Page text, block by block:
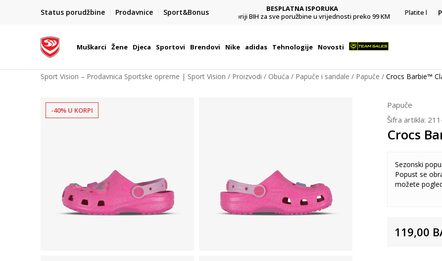
Status porudžbine Prodavnice Sport&Bonus
BESPLATNA ISPORUKA
na teritoriji BIH za sve poružbine u vrijednosti preko 99 KM
Platite karticom online i preuzmite u prodavnici po vašem
izboru
Muškarci Žene Djeca Sportovi Brendovi Nike adidas Tehnologije Novosti
Sport Vision – Prodavnica Sportske opreme | Sport Vision Proizvodi Obuća Papuče i sandale Papuče Crocs Barbie™
-40% U KORPI
Papuče
Šifra artikla:
Crocs
Sezonski
Popust se
možete
119,00